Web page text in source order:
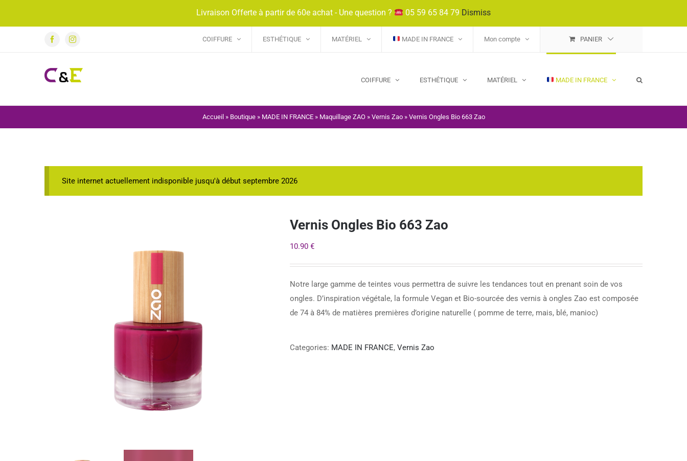
FacebookInstagram COIFFURE ESTHÉTIQUE MATÉRIEL MADE IN FRANCE Mon compte PANIER
COIFFURE ESTHÉTIQUE MATÉRIEL MADE IN FRANCE
Accueil » Boutique» MADE IN FRANCE» Maquillage ZAO» Vernis Zao» Vernis Ongles Bio 663 Zao
Site internet actuellement indisponible jusqu'à début septembre 2026
Vernis Ongles Bio 663 Zao
10.90 €
Notre large gamme de teintes vous permettra de suivre les tendances tout en prenant soin de vos
ongles. D’inspiration végétale, la formule Vegan et Bio-sourcée des vernis à ongles Zao est composée
de 74 à 84% de matières premières d’origine naturelle ( pomme de terre, mais, blé, manioc)
Categories: MADE IN FRANCE, Vernis Zao
Livraison Offerte à partir de 60e achat - Une question ? 05 59 65 84 79 Dismiss